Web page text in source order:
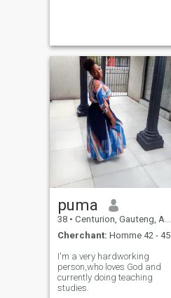
puma
38 • Centurion, Gauteng, Afrique du Sud
Cherchant: Homme 42 - 45
I'm a very hardworking
person,who loves God and
currently doing teaching
studies.